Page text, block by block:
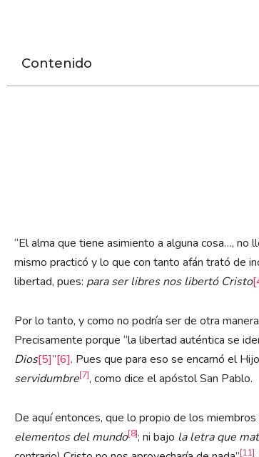
Contenido
“El alma que tiene asimiento a alguna cosa…, no
mismo practicó y lo que con tanto afán trató de
libertad, pues: para ser libres nos libertó Cristo
Por lo tanto, y como no podría ser de otra
Precisamente porque “la libertad auténtica se
Dios[5]”[6]. Pues que para eso se encarnó el
servidumbre[7], como dice el apóstol San Pablo.
De aquí entonces, que lo propio de los
elementos del mundo[8]; ni bajo la letra que
[11]